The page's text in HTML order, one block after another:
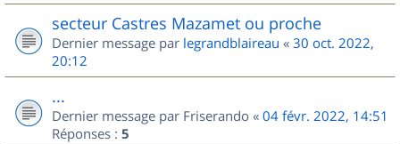
secteur Castres Mazamet ou proche
Dernier message par legrandblaireau « 30 oct. 2022,
20:12
...
Dernier message par Friserando « 04 févr. 2022, 14:51
Réponses : 5